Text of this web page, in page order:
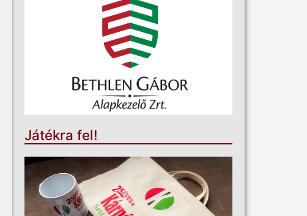
Játékra fel!